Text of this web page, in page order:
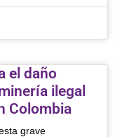
el daño
ilegal
Colombia
grave